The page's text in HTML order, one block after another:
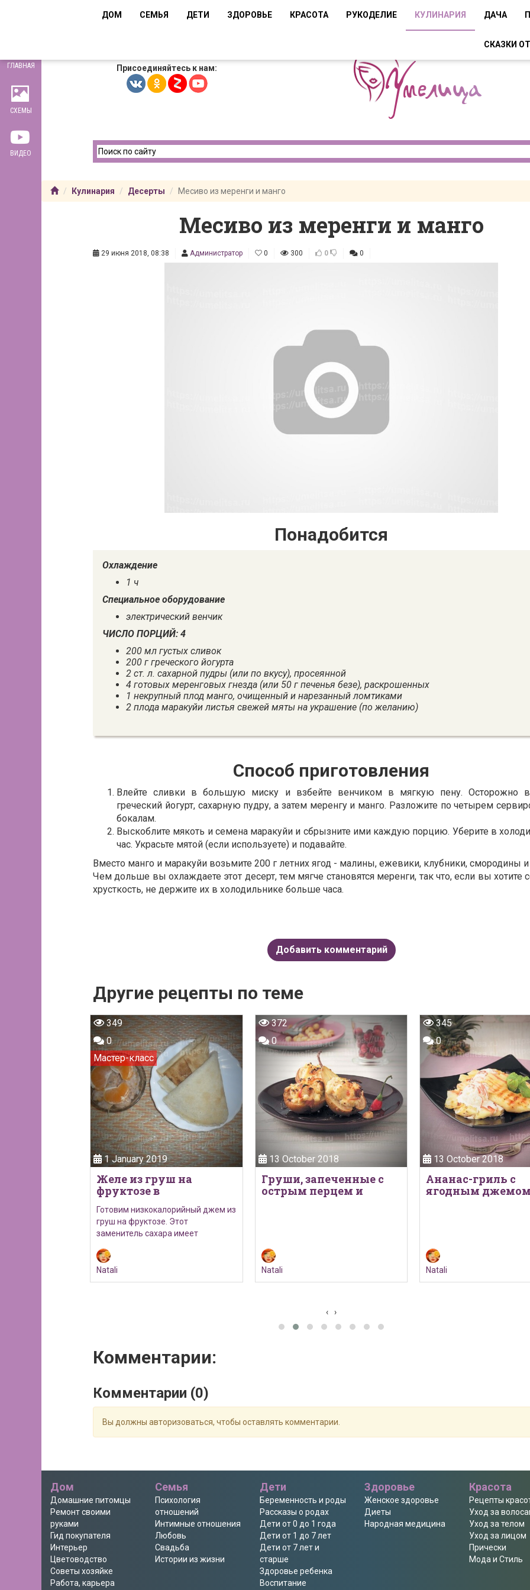
ГЛАВНАЯ
СХЕМЫ
ВИДЕО
ДОМ СЕМЬЯ ДЕТИ ЗДОРОВЬЕ КРАСОТА РУКОДЕЛИЕ КУЛИНАРИЯ ДАЧА
СКАЗКИ
Присоединяйтесь к нам:
Кулинария Десерты Месиво из меренги и манго
Месиво из меренги и манго
29 июня 2018, 08:38 Администратор 0 300 0 0
Понадобится
Охлаждение
1 ч
Специальное оборудование
электрический венчик
ЧИСЛО ПОРЦИЙ: 4
200 мл густых сливок
200 г греческого йогурта
2 ст. л. сахарной пудры (или по вкусу), просеянной
4 готовых меренговых гнезда (или 50 г печенья безе), раскрошенных
1 некрупный плод манго, очищенный и нарезанный ломтиками
2 плода маракуйи листья свежей мяты на украшение (по желанию)
Способ приготовления
Влейте сливки в большую миску и взбейте венчиком в мягкую пену. Осторожно
греческий йогурт, сахарную пудру, а затем меренгу и манго. Разложите по четырем
бокалам.
Выскоблите мякоть и семена маракуйи и сбрызните ими каждую порцию. Уберите в
час. Украсьте мятой (если используете) и подавайте.
Вместо манго и маракуйи возьмите 200 г летних ягод - малины, ежевики, клубники, смородины и
Чем дольше вы охлаждаете этот десерт, тем мягче становятся меренги, так что, если вы хотите
хрусткость, не держите их в холодильнике больше часа.
Добавить комментарий
Другие рецепты по теме
1 January 2019
349
Мастер-класс
0
Желе из груш на
фруктозе в
мультиварке
Готовим низкокалорийный джем из
груш на фруктозе. Этот
заменитель сахара имеет
Natali
13 October 2018
372
0
Груши, запеченные с
острым перцем и
Natali
13 October 2018
345
0
Ананас-гриль с
ягодным
Natali
‹ ›
Комментарии:
Комментарии (0)
Вы должны авторизоваться, чтобы оставлять комментарии.
Дом
Домашние питомцы
Ремонт своими
руками
Гид покупателя
Интерьер
Цветоводство
Советы хозяйке
Работа, карьера
Семья
Психология
отношений
Интимные отношения
Любовь
Свадьба
Истории из жизни
Дети
Беременность и роды
Рассказы о родах
Дети от 0 до 1 года
Дети от 1 до 7 лет
Дети от 7 лет и
старше
Здоровье ребенка
Воспитание
Здоровье
Женское здоровье
Диеты
Народная медицина
Красота
Рецепты
Уход за
Уход за телом
Уход за лицом
Прически
Мода и Стиль